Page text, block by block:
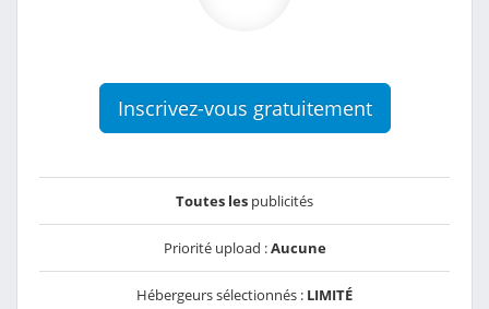
Inscrivez-vous gratuitement
Toutes les publicités
Priorité upload :Aucune
Hébergeurs sélectionnés : LIMITÉ